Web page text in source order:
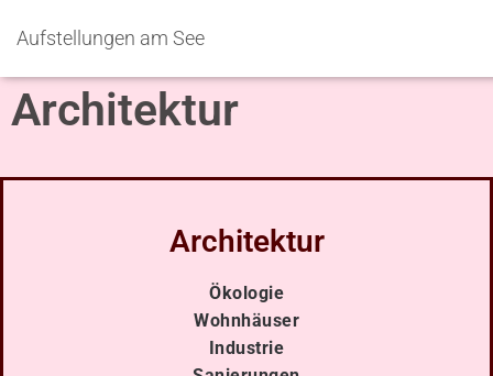
Aufstellungen am See
Architektur
Architektur
Ökologie
Wohnhäuser
Industrie